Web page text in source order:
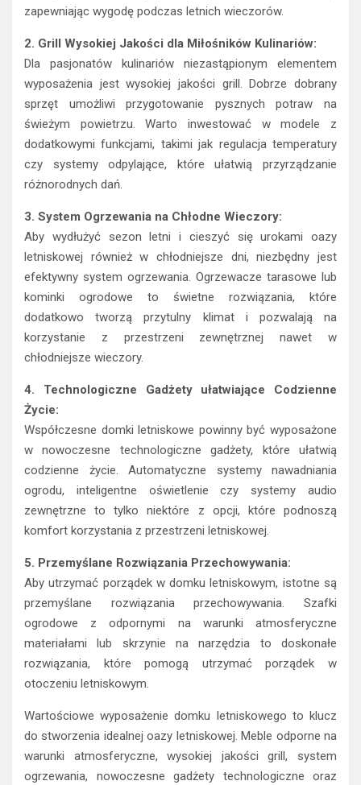
zapewniając wygodę podczas letnich wieczorów.
2. Grill Wysokiej Jakości dla Miłośników Kulinariów:
Dla pasjonatów kulinariów niezastąpionym elementem
wyposażenia jest wysokiej jakości grill. Dobrze dobrany
sprzęt umożliwi przygotowanie pysznych potraw na
świeżym powietrzu. Warto inwestować w modele z
dodatkowymi funkcjami, takimi jak regulacja temperatury
czy systemy odpylające, które ułatwią przyrządzanie
różnorodnych dań.
3. System Ogrzewania na Chłodne Wieczory:
Aby wydłużyć sezon letni i cieszyć się urokami oazy
letniskowej również w chłodniejsze dni, niezbędny jest
efektywny system ogrzewania. Ogrzewacze tarasowe lub
kominki ogrodowe to świetne rozwiązania, które
dodatkowo tworzą przytulny klimat i pozwalają na
korzystanie z przestrzeni zewnętrznej nawet w
chłodniejsze wieczory.
4. Technologiczne Gadżety ułatwiające Codzienne
Życie:
Współczesne domki letniskowe powinny być wyposażone
w nowoczesne technologiczne gadżety, które ułatwią
codzienne życie. Automatyczne systemy nawadniania
ogrodu, inteligentne oświetlenie czy systemy audio
zewnętrzne to tylko niektóre z opcji, które podnoszą
komfort korzystania z przestrzeni letniskowej.
5. Przemyślane Rozwiązania Przechowywania:
Aby utrzymać porządek w domku letniskowym, istotne są
przemyślane rozwiązania przechowywania. Szafki
ogrodowe z odpornymi na warunki atmosferyczne
materiałami lub skrzynie na narzędzia to doskonałe
rozwiązania, które pomogą utrzymać porządek w
otoczeniu letniskowym.
Wartościowe wyposażenie domku letniskowego to klucz
do stworzenia idealnej oazy letniskowej. Meble odporne na
warunki atmosferyczne, wysokiej jakości grill, system
ogrzewania, nowoczesne gadżety technologiczne oraz